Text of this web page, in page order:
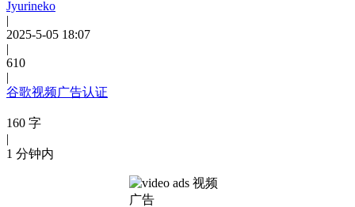
Jyurineko
|
2025-5-05 18:07
|
610
|
谷歌视频广告认证
160 字
|
1 分钟内